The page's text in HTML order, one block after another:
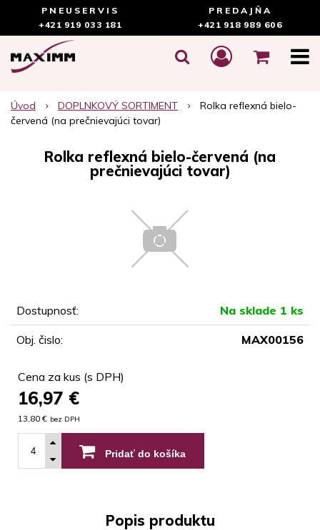
PNEUSERVIS
+421 919 033 181
PREDAJŇA
+421 918 989 606
Úvod DOPLNKOVÝ SORTIMENT
Rolka reflexná bielo-
červená (na prečnievajúci tovar)
Rolka reflexná bielo-červená (na
prečnievajúci tovar)
Dostupnosť: Na sklade 1 ks
Obj. čislo: MAX00156
Cena za kus (s DPH)
16,97 €
13,80 € bez DPH
Pridať do košíka
Popis produktu